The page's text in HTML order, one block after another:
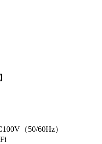
（50/60Hz）